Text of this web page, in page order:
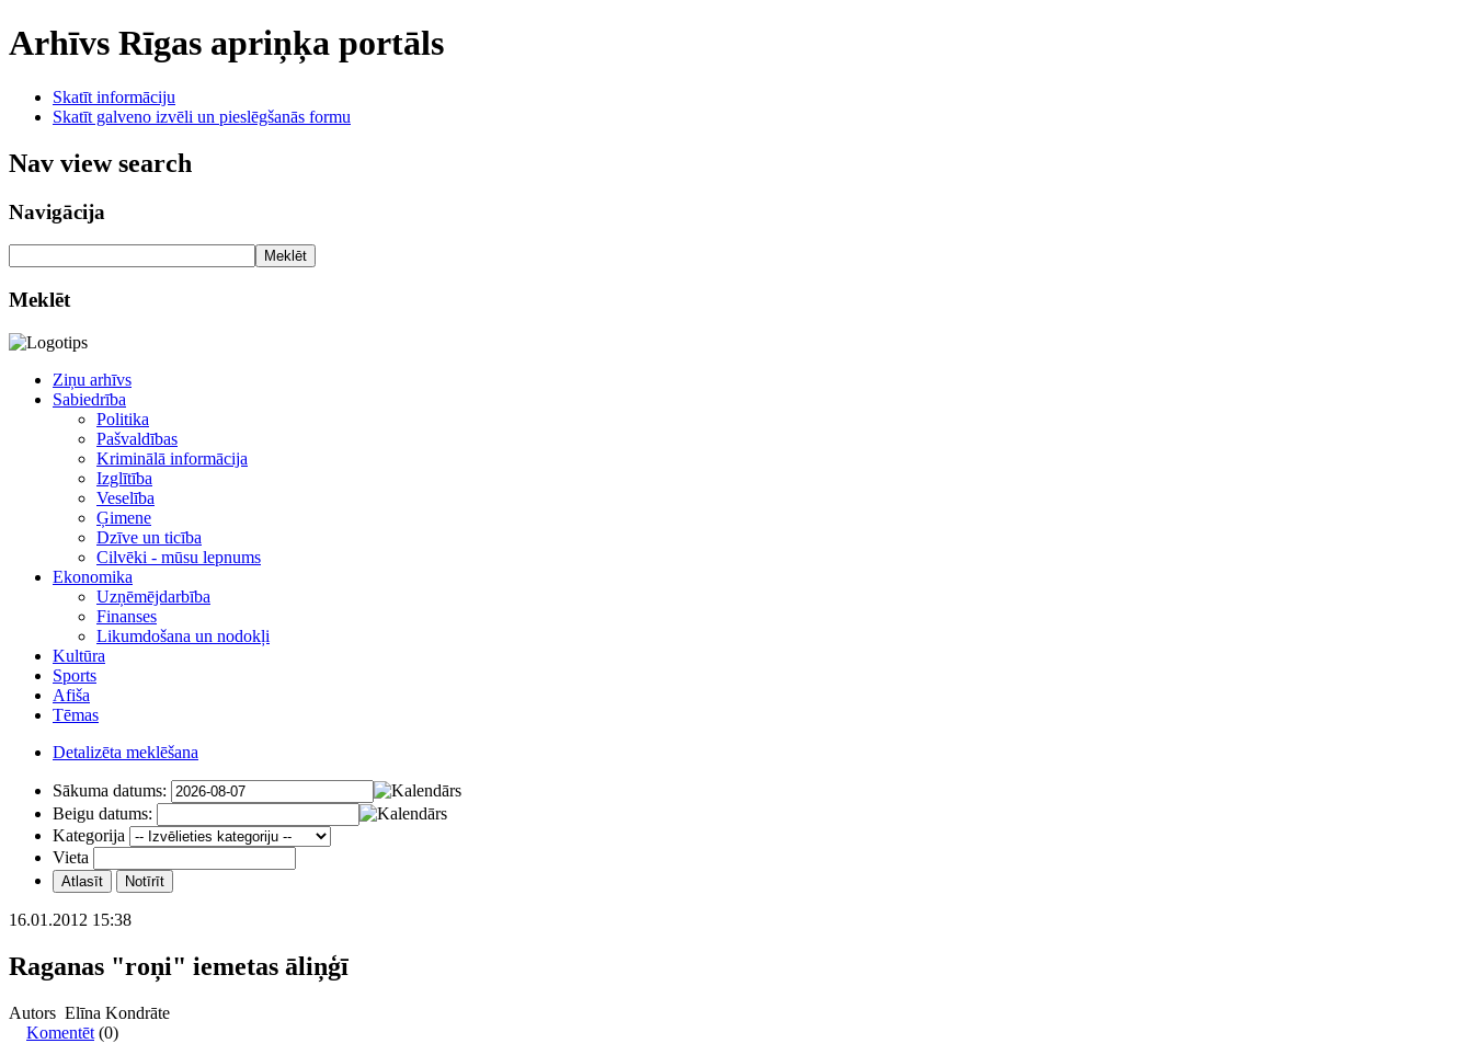
Arhīvs Rīgas apriņķa portāls
Skatīt informāciju
Skatīt galveno izvēli un pieslēgšanās formu
Nav view search
Navigācija
Meklēt
Meklēt
Ziņu arhīvs
Sabiedrība
Politika
Pašvaldības
Kriminālā informācija
Izglītība
Veselība
Ģimene
Dzīve un ticība
Cilvēki - mūsu lepnums
Ekonomika
Uzņēmējdarbība
Finanses
Likumdošana un nodokļi
Kultūra
Sports
Afiša
Tēmas
Detalizēta meklēšana
Sākuma datums:
Beigu datums:
Kategorija
Vieta
16.01.2012 15:38
Raganas "roņi" iemetas āliņģī
Autors Elīna Kondrāte
Komentēt (0)